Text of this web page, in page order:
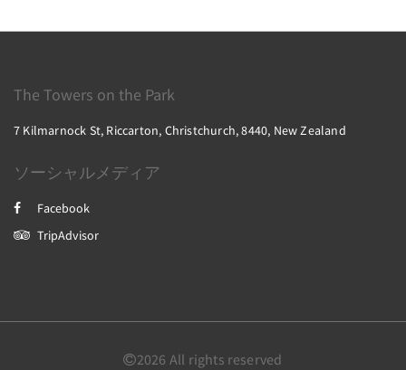
The Towers on the Park
7 Kilmarnock St, Riccarton, Christchurch, 8440, New Zealand
ソーシャルメディア
Facebook
TripAdvisor
2026 All rights reserved